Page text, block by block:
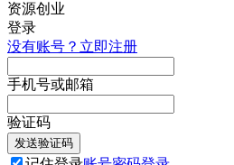
登录
没有账号？立即注册
手机号或邮箱
验证码
发送验证码